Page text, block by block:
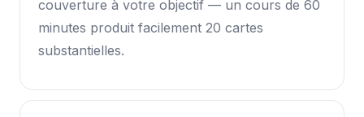
couverture à votre objectif — un cours de 60
minutes produit facilement 20 cartes
substantielles.